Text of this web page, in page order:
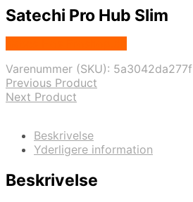
Satechi Pro Hub Slim
Varenummer (SKU): 5a3042da277f
Previous Product
Next Product
Beskrivelse
Yderligere information
Beskrivelse